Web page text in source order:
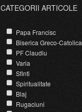
CATEGORII ARTICOLE
Papa Francisc
Biserica Greco-Catolica
PF Claudiu
Varia
Sfinti
Spiritualitate
Blaj
Rugaciuni